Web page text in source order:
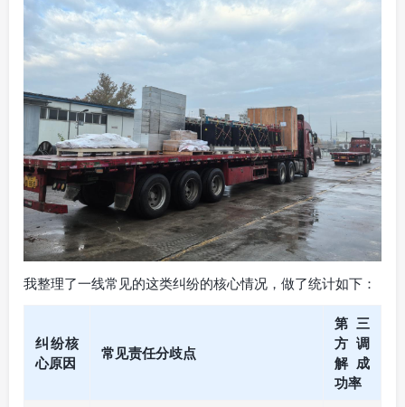
我整理了一线常见的这类纠纷的核心情况，做了统计如下：
纠纷核
心原因
常见责任分歧点
第三
方调
解成
功率